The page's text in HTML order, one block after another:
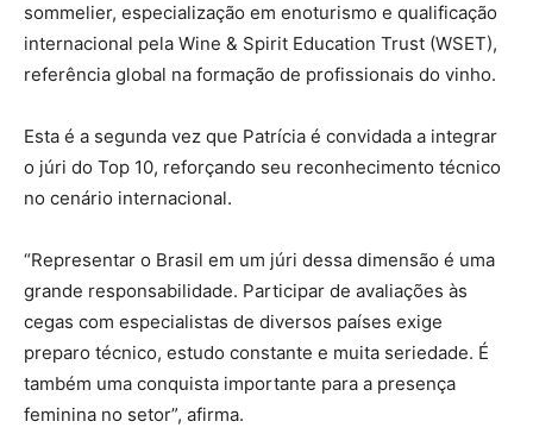
sommelier, especialização em enoturismo e qualificação
internacional pela Wine & Spirit Education Trust (WSET),
referência global na formação de profissionais do vinho.
Esta é a segunda vez que Patrícia é convidada a integrar
o júri do Top 10, reforçando seu reconhecimento técnico
no cenário internacional.
“Representar o Brasil em um júri dessa dimensão é uma
grande responsabilidade. Participar de avaliações às
cegas com especialistas de diversos países exige
preparo técnico, estudo constante e muita seriedade. É
também uma conquista importante para a presença
feminina no setor”, afirma.